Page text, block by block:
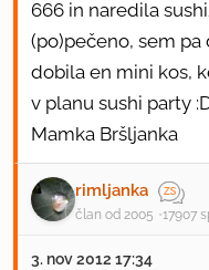
666 in naredila
(po)pečeno, sem
dobila en mini kos,
v planu sushi party
Mamka Bršljanka
rimljanka
član od 2005 17907
3. nov 2012 17:34